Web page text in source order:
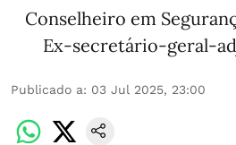
Conselheiro em
Ex-secretário-geral-
Publicado a: 03 Jul 2025, 23:00